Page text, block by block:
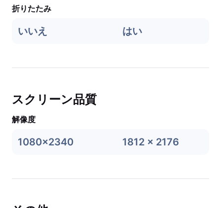
折りたたみ
いいえ はい
スクリーン品質
解像度
1080x2340 1812 x 2176